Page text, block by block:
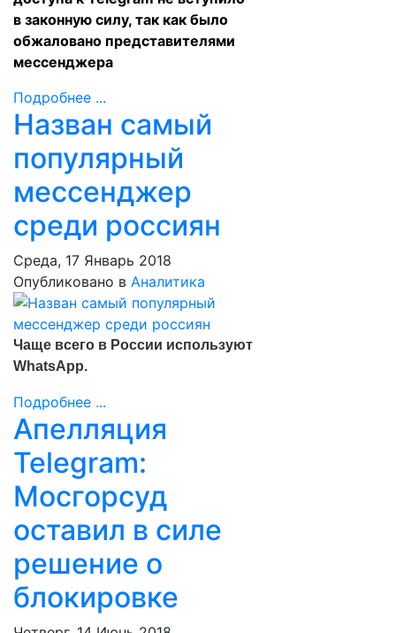
в законную силу, так как было
обжаловано представителями
мессенджера
Подробнее ...
Назван самый
популярный
мессенджер
среди россиян
Среда, 17 Январь 2018
Опубликовано в Аналитика
Чаще всего в России используют
WhatsApp.
Подробнее ...
Апелляция
Telegram:
Мосгорсуд
оставил в силе
решение о
блокировке